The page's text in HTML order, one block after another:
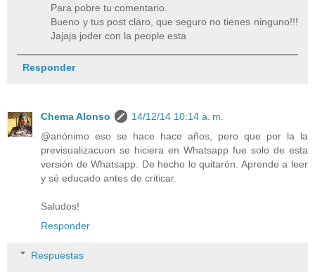
Para pobre tu comentario.
Bueno y tus post claro, que seguro no tienes ninguno!!!
Jajaja joder con la people esta
Responder
Chema Alonso
14/12/14 10:14 a. m.
@anónimo eso se hace hace años, pero que por la la
previsualizacuon se hiciera en Whatsapp fue solo de esta
versión de Whatsapp. De hecho lo quitarón. Aprende a leer
y sé educado antes de criticar.
Saludos!
Responder
Respuestas